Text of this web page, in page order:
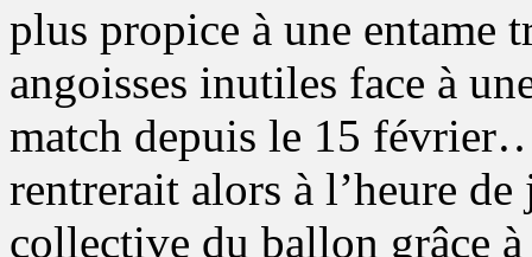
plus propice à une entame
angoisses inutiles face à
match depuis le 15
rentrerait alors à l’heure
collective du ballon grâce